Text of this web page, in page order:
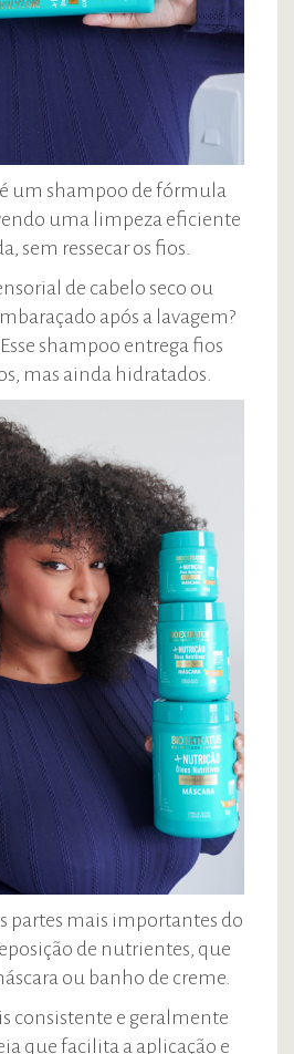
é um shampoo de fórmula
uma limpeza eficiente
sem ressecar os fios.
de cabelo seco ou
após a lavagem?
shampoo entrega fios
mas ainda hidratados.
partes mais importantes do
de nutrientes, que
ou banho de creme.
consistente e geralmente
que facilita a aplicação e